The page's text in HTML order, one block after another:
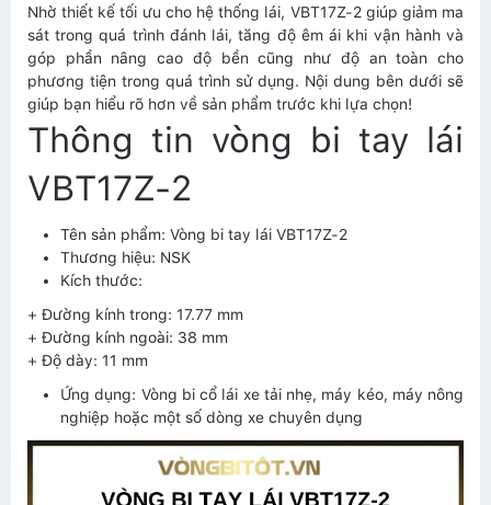
Nhờ thiết kế tối ưu cho hệ thống lái, VBT17Z-2 giúp giảm ma
sát trong quá trình đánh lái, tăng độ êm ái khi vận hành và
góp phần nâng cao độ bền cũng như độ an toàn cho
phương tiện trong quá trình sử dụng. Nội dung bên dưới sẽ
giúp bạn hiểu rõ hơn về sản phẩm trước khi lựa chọn!
Thông tin vòng bi tay lái
VBT17Z-2
Tên sản phẩm: Vòng bi tay lái VBT17Z-2
Thương hiệu: NSK
Kích thước:
+ Đường kính trong: 17.77 mm
+ Đường kính ngoài: 38 mm
+ Độ dày: 11 mm
Ứng dụng: Vòng bi cổ lái xe tải nhẹ, máy kéo, máy nông
nghiệp hoặc một số dòng xe chuyên dụng